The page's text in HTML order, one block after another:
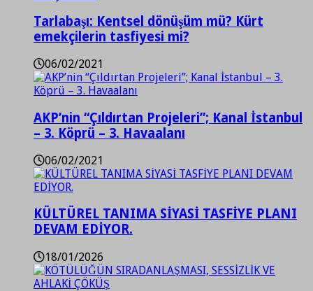
Tarlabaşı: Kentsel dönüşüm mü? Kürt
emekçilerin tasfiyesi mi?
06/02/2021
AKP’nin “Çıldırtan Projeleri”; Kanal İstanbul
– 3. Köprü – 3. Havaalanı
06/02/2021
KÜLTÜREL TANIMA SİYASİ TASFİYE PLANI
DEVAM EDİYOR.
18/01/2026